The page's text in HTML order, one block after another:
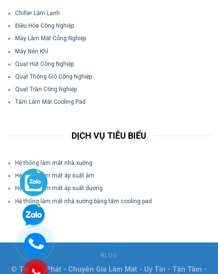
Chiller Làm Lạnh
Điều Hòa Công Nghiệp
Máy Làm Mát Công Nghiệp
Máy Nén Khí
Quạt Hút Công Nghiệp
Quạt Thông Gió Công Nghiệp
Quạt Trần Công Nghiệp
Tấm Làm Mát Cooling Pad
DỊCH VỤ TIÊU BIỂU
Hệ thống làm mát nhà xưởng
Hệ thống làm mát áp suất âm
Hệ thống làm mát áp suất dương
Hệ thống làm mát nhà xưởng bằng tấm cooling pad
BLOG
© Trường Phát - Chuyên Gia Làm Mát - Uy Tín - Tận Tâm -